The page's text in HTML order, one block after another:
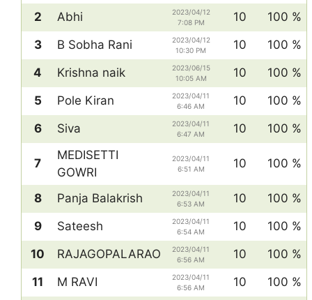
2
Abhi
2023/04/12
7:08 PM
10
100 %
3
B Sobha Rani
2023/04/12
10:30 PM
10
100 %
4
Krishna naik
2023/06/15
10:05 AM
10
100 %
5
Pole Kiran
2023/04/11
6:46 AM
10
100 %
6
Siva
2023/04/11
6:47 AM
10 100 %
7
MEDISETTI
GOWRI
2023/04/11
6:51 AM
10 100 %
8 Panja Balakrish
2023/04/11
6:53 AM
10
100 %
9
Sateesh
2023/04/11
6:54 AM
10
100 %
10
RAJAGOPALARAO
2023/04/11
6:56 AM
10
100 %
11
M RAVI
2023/04/11
6:56 AM
10
100 %